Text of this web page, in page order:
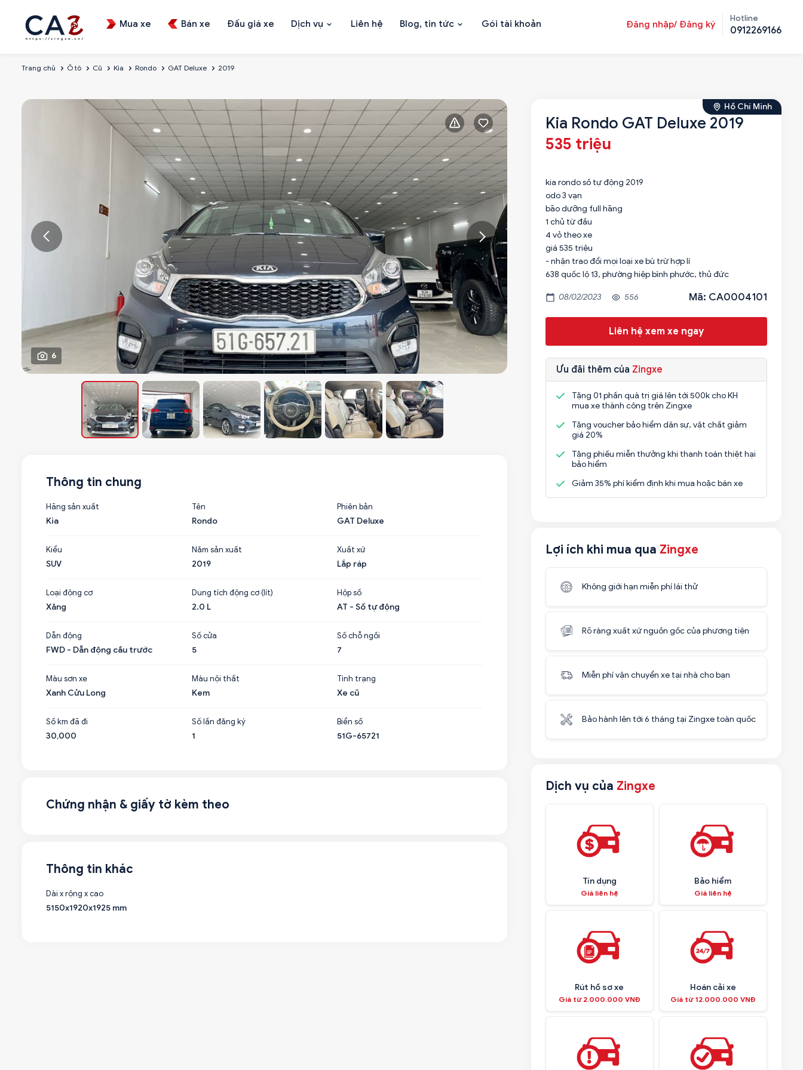
Mua xe Bán xe Đấu giá xe Dịch vụ Liên hệ Blog, tin tức Gói tài khoản Đăng nhập/ Đăng ký
Hotline
0912269166
Trang chủ Ô tô Cũ Kia Rondo GAT Deluxe 2019
6
Hồ Chí Minh
Kia Rondo GAT Deluxe 2019
535 triệu
kia rondo số tự động 2019
odo 3 vạn
bão dưỡng full hãng
1 chủ từ đầu
4 vỏ theo xe
giá 535 triệu
- nhận trao đổi mọi loại xe bù trừ hợp lí
638 quốc lộ 13, phường hiệp bình phước, thủ đức
08/02/2023 556 Mã: CA0004101
Liên hệ xem xe ngay
Ưu đãi thêm của Zingxe
Tặng 01 phần quà trị giá lên tới 500k cho KH
mua xe thành công trên Zingxe
Tặng voucher bảo hiểm dân sự, vật chất giảm
giá 20%
Tặng phiếu miễn thưởng khi thanh toán thiệt hại
bảo hiểm
Giảm 35% phí kiểm định khi mua hoặc bán xe
Lợi ích khi mua qua Zingxe
Không giới hạn miễn phí lái thử
Rõ ràng xuất xứ nguồn gốc của phương tiện
Miễn phí vận chuyển xe tại nhà cho bạn
Bảo hành lên tới 6 tháng tại Zingxe toàn quốc
Dịch vụ của Zingxe
Tín dụng
Giá liên hệ
Bảo hiểm
Giá liên hệ
Rút hồ sơ xe
Giá từ 2.000.000 VNĐ
Hoán cải xe
Giá từ 12.000.000 VNĐ
Thông tin chung
Hãng sản xuất
Kia
Tên
Rondo
Phiên bản
GAT Deluxe
Kiểu
SUV
Năm sản xuất
2019
Xuất xứ
Lắp ráp
Loại động cơ
Xăng
Dung tích động cơ (lít)
2.0 L
Hộp số
AT - Số tự động
Dẫn động
FWD - Dẫn động cầu trước
Số cửa
5
Số chỗ ngồi
7
Màu sơn xe
Xanh Cửu Long
Màu nội thất
Kem
Tình trạng
Xe cũ
Số km đã đi
30,000
Số lần đăng ký
1
Biển số
51G-65721
Chứng nhận & giấy tờ kèm theo
Thông tin khác
Dài x rộng x cao
5150x1920x1925 mm